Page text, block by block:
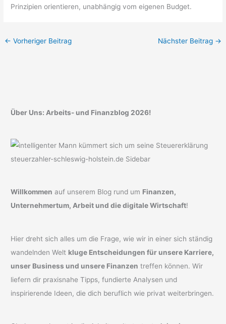
Prinzipien orientieren, unabhängig vom eigenen Budget.
← Vorheriger Beitrag Nächster Beitrag →
Über Uns: Arbeits- und Finanzblog 2026!
Willkommen auf unserem Blog rund um Finanzen,
Unternehmertum, Arbeit und die digitale Wirtschaft!
Hier dreht sich alles um die Frage, wie wir in einer sich ständig
wandelnden Welt kluge Entscheidungen für unsere Karriere,
unser Business und unsere Finanzen treffen können. Wir
liefern dir praxisnahe Tipps, fundierte Analysen und
inspirierende Ideen, die dich beruflich wie privat weiterbringen.